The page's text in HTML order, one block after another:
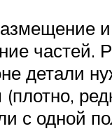
и
частей.
детали
с одной